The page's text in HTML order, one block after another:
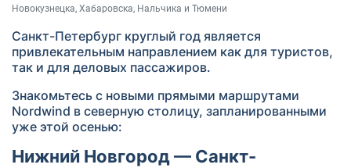
Новокузнецка, Хабаровска, Нальчика и Тюмени
Санкт-Петербург круглый год является
привлекательным направлением как для туристов,
так и для деловых пассажиров.
Знакомьтесь с новыми прямыми маршрутами
Nordwind в северную столицу, запланированными
уже этой осенью:
Нижний Новгород — Санкт-